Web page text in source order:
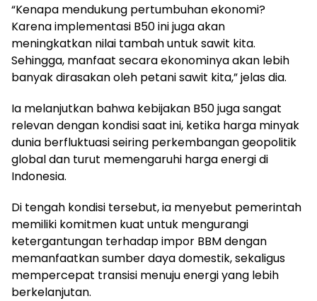
“Kenapa mendukung pertumbuhan ekonomi?
Karena implementasi B50 ini juga akan
meningkatkan nilai tambah untuk sawit kita.
Sehingga, manfaat secara ekonominya akan lebih
banyak dirasakan oleh petani sawit kita,” jelas dia.
Ia melanjutkan bahwa kebijakan B50 juga sangat
relevan dengan kondisi saat ini, ketika harga minyak
dunia berfluktuasi seiring perkembangan geopolitik
global dan turut memengaruhi harga energi di
Indonesia.
Di tengah kondisi tersebut, ia menyebut pemerintah
memiliki komitmen kuat untuk mengurangi
ketergantungan terhadap impor BBM dengan
memanfaatkan sumber daya domestik, sekaligus
mempercepat transisi menuju energi yang lebih
berkelanjutan.